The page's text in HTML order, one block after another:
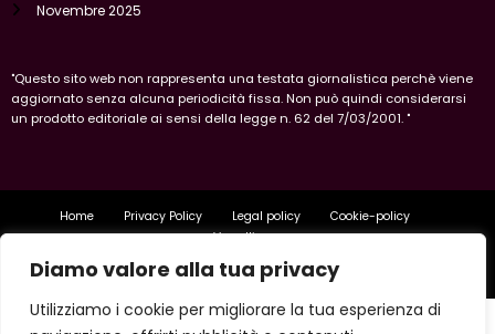
Diamo valore alla tua privacy
Utilizziamo i cookie per migliorare la tua esperienza di
Novembre 2025
"Questo sito web non rappresenta una testata giornalistica perchè viene
aggiornato senza alcuna periodicità fissa. Non può quindi considerarsi
un prodotto editoriale ai sensi della legge n. 62 del 7/03/2001. "
Home Privacy Policy Legal policy
Cookie-policy
Vercelli
Copyright 2026 IlVercellese | Powered BySpiceThemes